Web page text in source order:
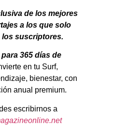
de los mejores
a los que solo
los suscriptores.
365 días de
en tu Surf,
bienestar, con
anual premium.
escribirnos a